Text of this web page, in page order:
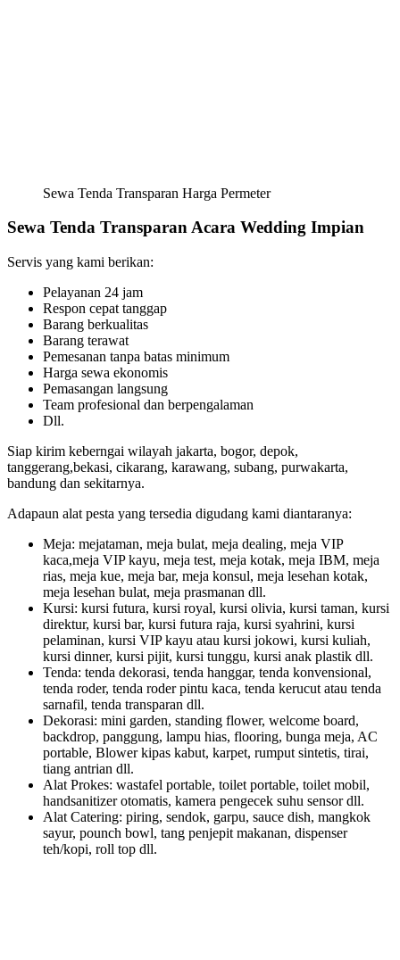
Sewa Tenda Transparan Harga Permeter
Sewa Tenda Transparan Acara Wedding Impian
Servis yang kami berikan:
Pelayanan 24 jam
Respon cepat tanggap
Barang berkualitas
Barang terawat
Pemesanan tanpa batas minimum
Harga sewa ekonomis
Pemasangan langsung
Team profesional dan berpengalaman
Dll.
Siap kirim keberngai wilayah jakarta, bogor, depok,
tanggerang,bekasi, cikarang, karawang, subang, purwakarta,
bandung dan sekitarnya.
Adapaun alat pesta yang tersedia digudang kami diantaranya:
Meja: mejataman, meja bulat, meja dealing, meja VIP
kaca,meja VIP kayu, meja test, meja kotak, meja IBM, meja
rias, meja kue, meja bar, meja konsul, meja lesehan kotak,
meja lesehan bulat, meja prasmanan dll.
Kursi: kursi futura, kursi royal, kursi olivia, kursi taman, kursi
direktur, kursi bar, kursi futura raja, kursi syahrini, kursi
pelaminan, kursi VIP kayu atau kursi jokowi, kursi kuliah,
kursi dinner, kursi pijit, kursi tunggu, kursi anak plastik dll.
Tenda: tenda dekorasi, tenda hanggar, tenda konvensional,
tenda roder, tenda roder pintu kaca, tenda kerucut atau tenda
sarnafil, tenda transparan dll.
Dekorasi: mini garden, standing flower, welcome board,
backdrop, panggung, lampu hias, flooring, bunga meja, AC
portable, Blower kipas kabut, karpet, rumput sintetis, tirai,
tiang antrian dll.
Alat Prokes: wastafel portable, toilet portable, toilet mobil,
handsanitizer otomatis, kamera pengecek suhu sensor dll.
Alat Catering: piring, sendok, garpu, sauce dish, mangkok
sayur, pounch bowl, tang penjepit makanan, dispenser
teh/kopi, roll top dll.